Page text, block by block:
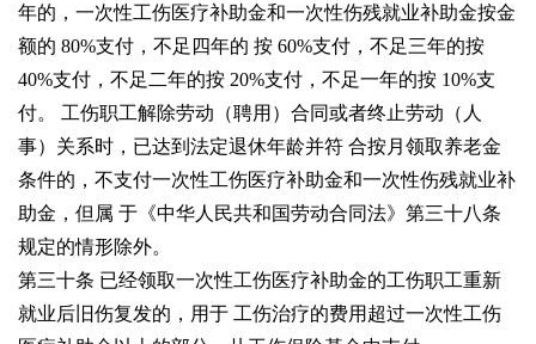
年的，一次性工伤医疗补助金和一次性伤残就业补助金按金
额的 80%支付，不足四年的 按 60%支付，不足三年的按
40%支付，不足二年的按 20%支付，不足一年的按 10%支
付。 工伤职工解除劳动（聘用）合同或者终止劳动（人
事）关系时，已达到法定退休年龄并符 合按月领取养老金
条件的，不支付一次性工伤医疗补助金和一次性伤残就业补
助金，但属 于《中华人民共和国劳动合同法》第三十八条
规定的情形除外。
第三十条 已经领取一次性工伤医疗补助金的工伤职工重新
就业后旧伤复发的，用于 工伤治疗的费用超过一次性工伤